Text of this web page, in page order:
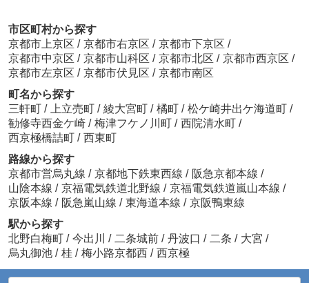
市区町村から探す
京都市上京区 / 京都市右京区 / 京都市下京区 /
京都市中京区 / 京都市山科区 / 京都市北区 / 京都市西京区 /
京都市左京区 / 京都市伏見区 / 京都市南区
町名から探す
三軒町 / 上立売町 / 綾大宮町 / 橘町 / 松ケ崎井出ケ海道町 /
勧修寺西金ケ崎 / 梅津フケノ川町 / 西院清水町 /
西京極橋詰町 / 西東町
路線から探す
京都市営烏丸線 / 京都地下鉄東西線 / 阪急京都本線 /
山陰本線 / 京福電気鉄道北野線 / 京福電気鉄道嵐山本線 /
京阪本線 / 阪急嵐山線 / 東海道本線 / 京阪鴨東線
駅から探す
北野白梅町 / 今出川 / 二条城前 / 丹波口 / 二条 / 大宮 /
烏丸御池 / 桂 / 梅小路京都西 / 西京極